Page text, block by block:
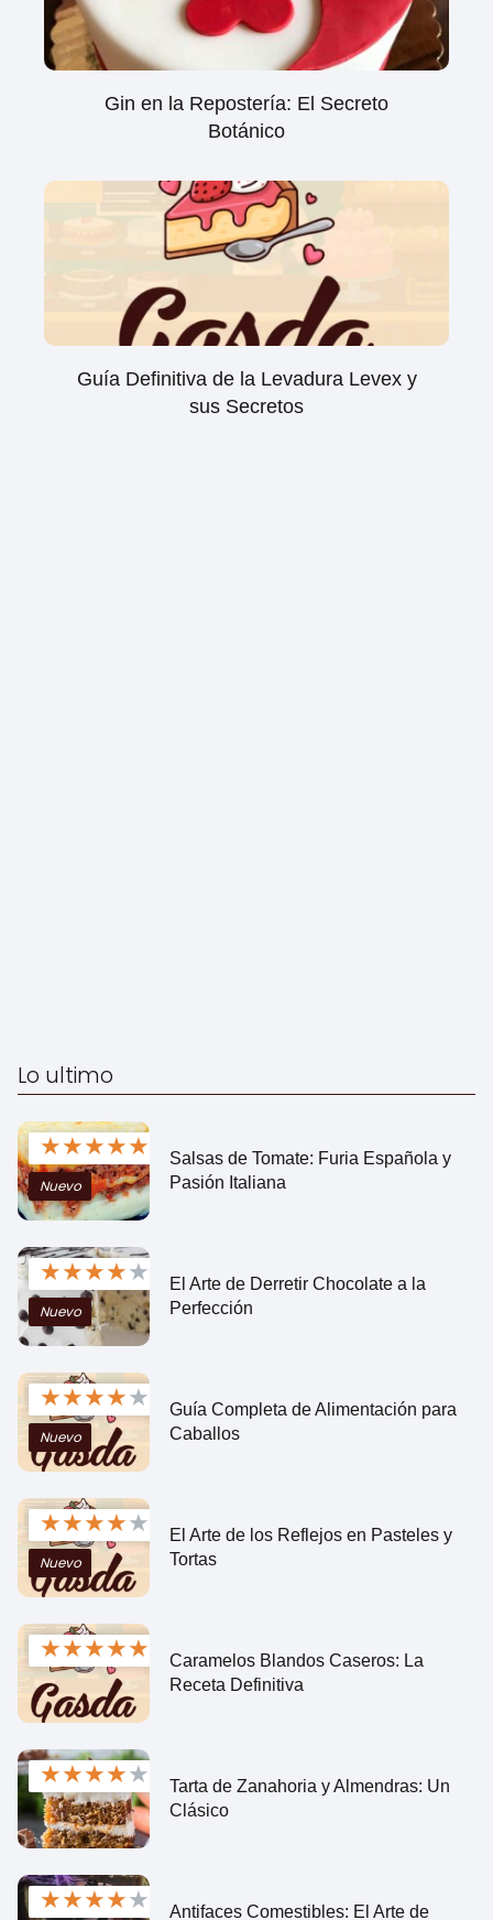
Gin en la Repostería: El Secreto
Botánico
Guía Definitiva de la Levadura Levex y
sus Secretos
Lo ultimo
★★★★★
Nuevo
Salsas de Tomate: Furia Española y
Pasión Italiana
★★★★★
Nuevo
El Arte de Derretir Chocolate a la
Perfección
★★★★★
Nuevo
Guía Completa de Alimentación para
Caballos
★★★★★
Nuevo
El Arte de los Reflejos en Pasteles y
Tortas
★★★★★
Caramelos Blandos Caseros: La
Receta Definitiva
★★★★★
Tarta de Zanahoria y Almendras: Un
Clásico
★★★★★ Antifaces Comestibles: El Arte de